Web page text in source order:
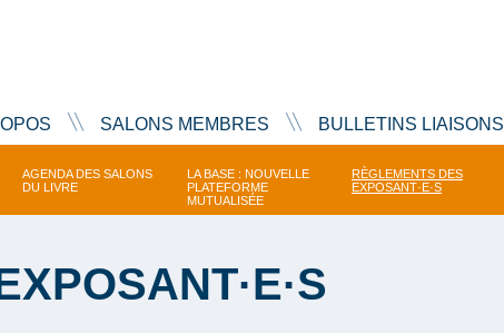
SALONS MEMBRES BULLETINS LIAISONS
AGENDA DES SALONS
DU LIVRE
LA BASE : NOUVELLE
PLATEFORME
MUTUALISÉE
RÈGLEMENTS DES
EXPOSANT·E·S